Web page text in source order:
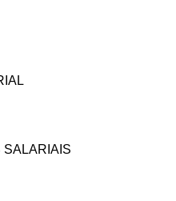
SALARIAIS